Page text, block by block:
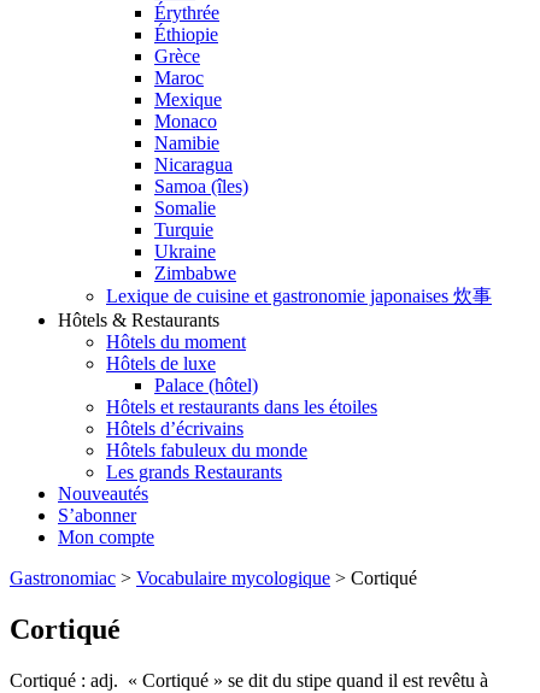
Érythrée
Éthiopie
Grèce
Maroc
Mexique
Monaco
Namibie
Nicaragua
Samoa (îles)
Somalie
Turquie
Ukraine
Zimbabwe
Lexique de cuisine et gastronomie japonaises 炊事
Hôtels & Restaurants
Hôtels du moment
Hôtels de luxe
Palace (hôtel)
Hôtels et restaurants dans les étoiles
Hôtels d’écrivains
Hôtels fabuleux du monde
Les grands Restaurants
Nouveautés
S’abonner
Mon compte
Gastronomiac > Vocabulaire mycologique > Cortiqué
Cortiqué
Cortiqué : adj. « Cortiqué » se dit du stipe quand il est revêtu à